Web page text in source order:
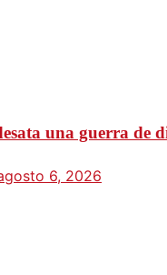
una guerra de
6, 2026